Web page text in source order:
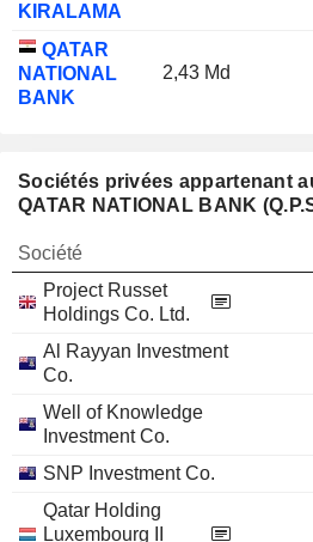
KIRALAMA
QATAR
NATIONAL
BANK
2,43 Md
Sociétés privées appartenant
QATAR NATIONAL BANK
Société
Project Russet
Holdings Co. Ltd.
Al Rayyan Investment
Co.
Well of Knowledge
Investment Co.
SNP Investment Co.
Qatar Holding
Luxembourg II